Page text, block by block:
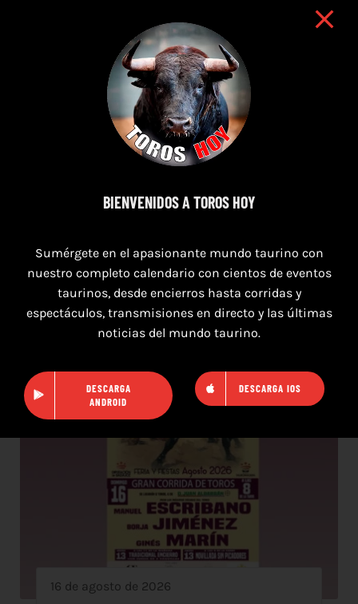
16 de agosto de 2026
BIENVENIDOS A TOROS HOY
Sumérgete en el apasionante mundo taurino con
nuestro completo calendario con cientos de eventos
taurinos, desde encierros hasta corridas y
espectáculos, transmisiones en directo y las últimas
noticias del mundo taurino.
DESCARGA
ANDROID
DESCARGA IOS